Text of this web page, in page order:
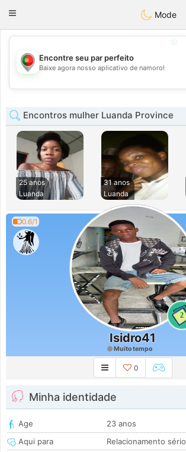
Portugues
Toggle
Mode
💖
💕
Encontre seu par perfeito
Baixe agora nosso aplicativo de namoro!
Encontros mulher Luanda Province
25 anos
Luanda
31 anos
Luanda
0.6/1
2
Isidro41
Muito tempo
0
Minha identidade
Age
23 anos
Aqui para
Relacionamento sério